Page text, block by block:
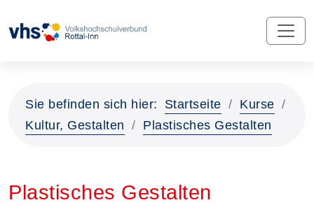
Sie befinden sich hier: Startseite
Kurse
Kultur, Gestalten
Plastisches Gestalten
Plastisches Gestalten